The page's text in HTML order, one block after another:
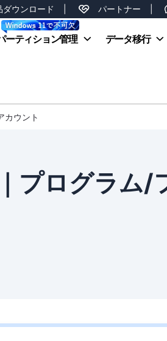
ダウンロード パートナー
ーティション管理 データ移行
カウント
プログラム/